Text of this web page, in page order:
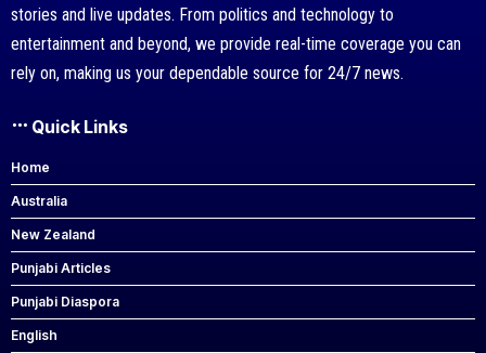
stories and live updates. From politics and technology to
entertainment and beyond, we provide real-time coverage you can
rely on, making us your dependable source for 24/7 news.
Quick Links
Home
Australia
New Zealand
Punjabi Articles
Punjabi Diaspora
English